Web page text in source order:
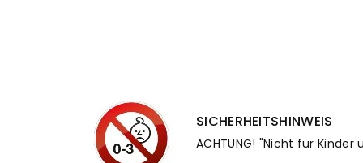
SICHERHEITSHINWEIS
ACHTUNG! "Nicht für